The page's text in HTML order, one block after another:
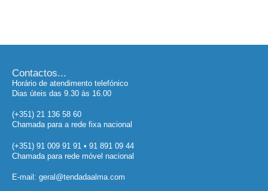
Contactos...
Horário de atendimento telefónico
Dias úteis das 9.30 às 16.00
(+351) 21 136 58 60
Chamada para a rede fixa nacional
(+351) 91 009 91 91 • 91 891 09 44
Chamada para rede móvel nacional
E-mail: geral@tendadaalma.com